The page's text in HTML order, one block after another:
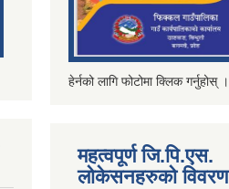
हेर्नको लागि फोटोमा क्लिक गर्नुहोस् ।
महत्वपूर्ण जि.पि.एस.
लोकेसनहरुको विवरण